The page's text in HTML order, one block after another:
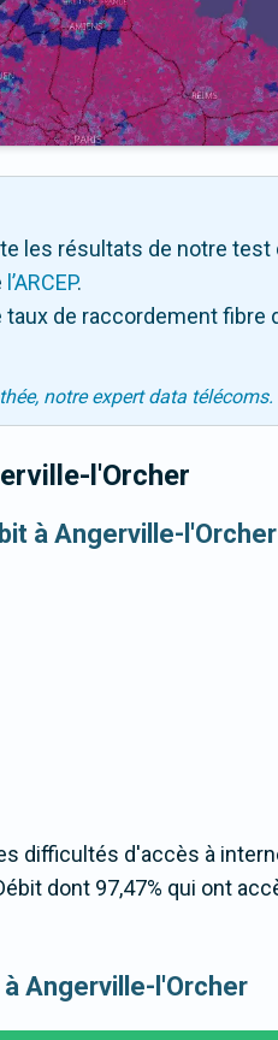
les résultats de notre test
l’ARCEP.
de raccordement fibre
notre expert data télécoms.
l'Orcher
à Angerville-l'Orcher
difficultés d'accès à
dont 97,47% qui ont
Angerville-l'Orcher